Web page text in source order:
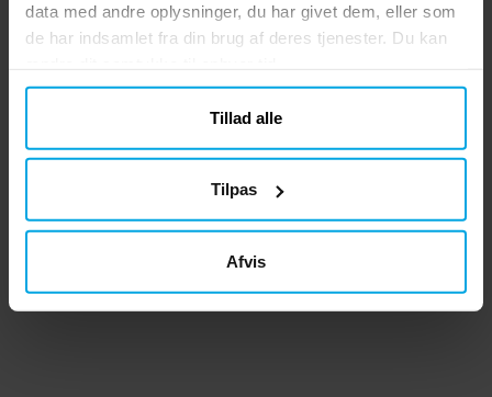
data med andre oplysninger, du har givet dem, eller som
de har indsamlet fra din brug af deres tjenester. Du kan
Tillad alle
Tilpas
Afvis